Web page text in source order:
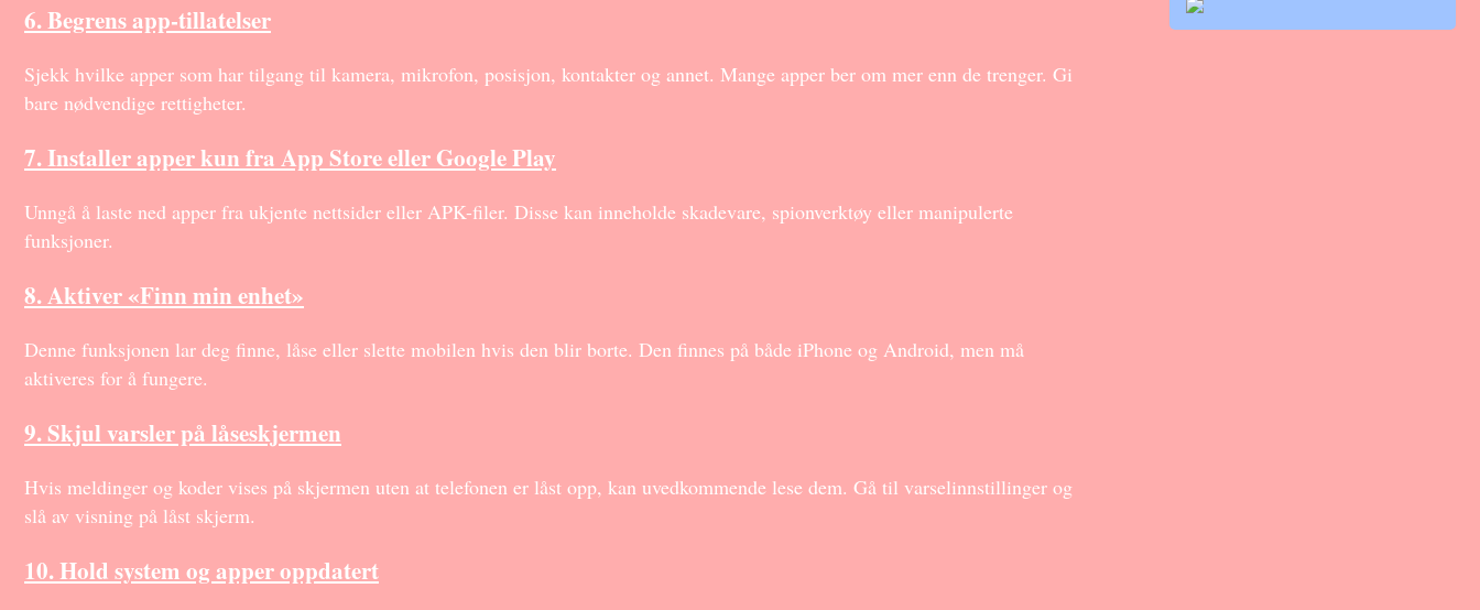
6. Begrens app-tillatelser
Sjekk hvilke apper som har tilgang til kamera, mikrofon, posisjon, kontakter og annet. Mange apper ber om mer enn de trenger. Gi
bare nødvendige rettigheter.
7. Installer apper kun fra App Store eller Google Play
Unngå å laste ned apper fra ukjente nettsider eller APK-filer. Disse kan inneholde skadevare, spionverktøy eller manipulerte
funksjoner.
8. Aktiver «Finn min enhet»
Denne funksjonen lar deg finne, låse eller slette mobilen hvis den blir borte. Den finnes på både iPhone og Android, men må
aktiveres for å fungere.
9. Skjul varsler på låseskjermen
Hvis meldinger og koder vises på skjermen uten at telefonen er låst opp, kan uvedkommende lese dem. Gå til varselinnstillinger og
slå av visning på låst skjerm.
10. Hold system og apper oppdatert